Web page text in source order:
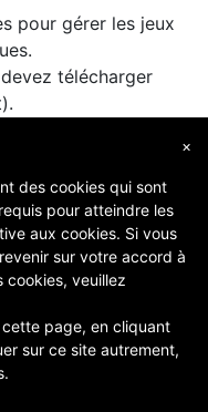
pour gérer les jeux
télécharger
- CF/P.IVA 06769730968 - Capitale
di Milano
×
des cookies qui sont
pour atteindre les
aux cookies. Si vous
sur votre accord à
cookies, veuillez
page, en cliquant
sur ce site autrement,